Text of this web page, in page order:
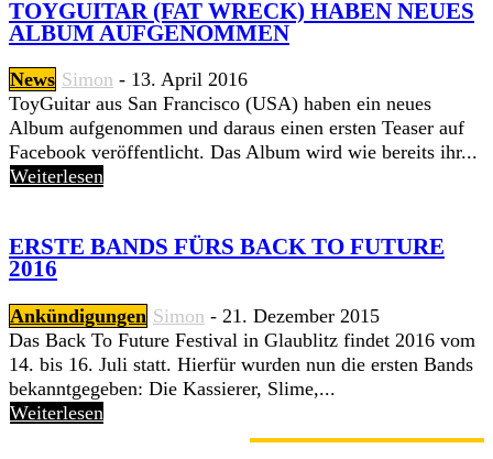
TOYGUITAR (FAT WRECK) HABEN NEUES
ALBUM AUFGENOMMEN
News Simon - 13. April 2016
ToyGuitar aus San Francisco (USA) haben ein neues
Album aufgenommen und daraus einen ersten Teaser auf
Facebook veröffentlicht. Das Album wird wie bereits ihr...
Weiterlesen
ERSTE BANDS FÜRS BACK TO FUTURE
2016
Ankündigungen Simon - 21. Dezember 2015
Das Back To Future Festival in Glaublitz findet 2016 vom
14. bis 16. Juli statt. Hierfür wurden nun die ersten Bands
bekanntgegeben: Die Kassierer, Slime,...
Weiterlesen